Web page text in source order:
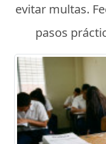
evitar multas.
pasos